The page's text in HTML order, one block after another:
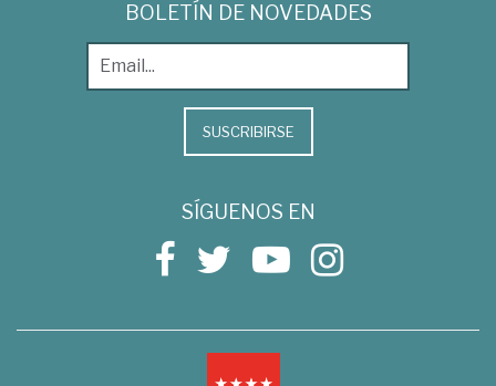
BOLETÍN DE NOVEDADES
SUSCRIBIRSE
SÍGUENOS EN